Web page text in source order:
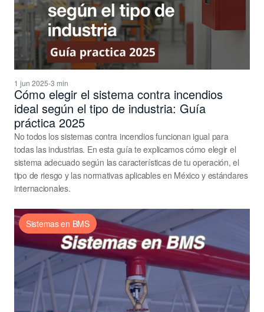
1 jun 2025-3 min
Cómo elegir el sistema contra incendios
ideal según el tipo de industria: Guía
práctica 2025
No todos los sistemas contra incendios funcionan igual para
todas las industrias. En esta guía te explicamos cómo elegir el
sistema adecuado según las características de tu operación, el
tipo de riesgo y las normativas aplicables en México y estándares
internacionales.
Sistemas en BMS